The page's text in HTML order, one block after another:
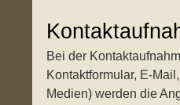
Bei der
Kontaktformular, E-
Medien) werden die